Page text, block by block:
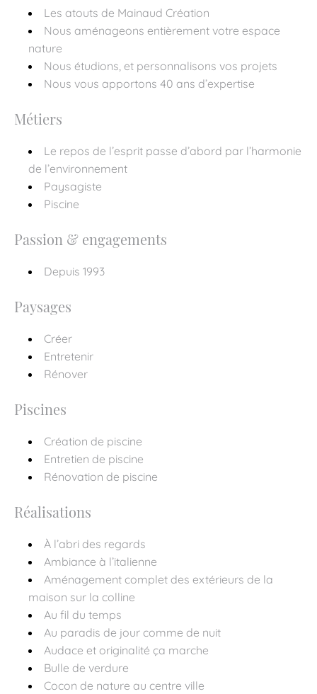
Les atouts de Mainaud Création
Nous aménageons entièrement votre espace
nature
Nous étudions, et personnalisons vos projets
Nous vous apportons 40 ans d’expertise
Métiers
Le repos de l’esprit passe d’abord par l’harmonie
de l’environnement
Paysagiste
Piscine
Passion & engagements
Depuis 1993
Paysages
Créer
Entretenir
Rénover
Piscines
Création de piscine
Entretien de piscine
Rénovation de piscine
Réalisations
À l’abri des regards
Ambiance à l’italienne
Aménagement complet des extérieurs de la
maison sur la colline
Au fil du temps
Au paradis de jour comme de nuit
Audace et originalité ça marche
Bulle de verdure
Cocon de nature au centre ville